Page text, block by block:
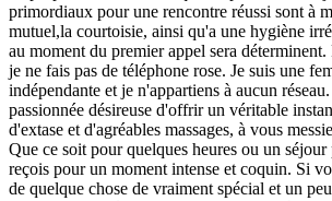
primordiaux pour une rencontre réussi sont à
mutuel,la courtoisie, ainsi qu'a une hygiène
au moment du premier appel sera
je ne fais pas de téléphone rose. Je suis une
indépendante et je n'appartiens à aucun
passionnée désireuse d'offrir un véritable
d'extase et d'agréables massages, à vous
Que ce soit pour quelques heures ou un
reçois pour un moment intense et coquin. Si
de quelque chose de vraiment spécial et un